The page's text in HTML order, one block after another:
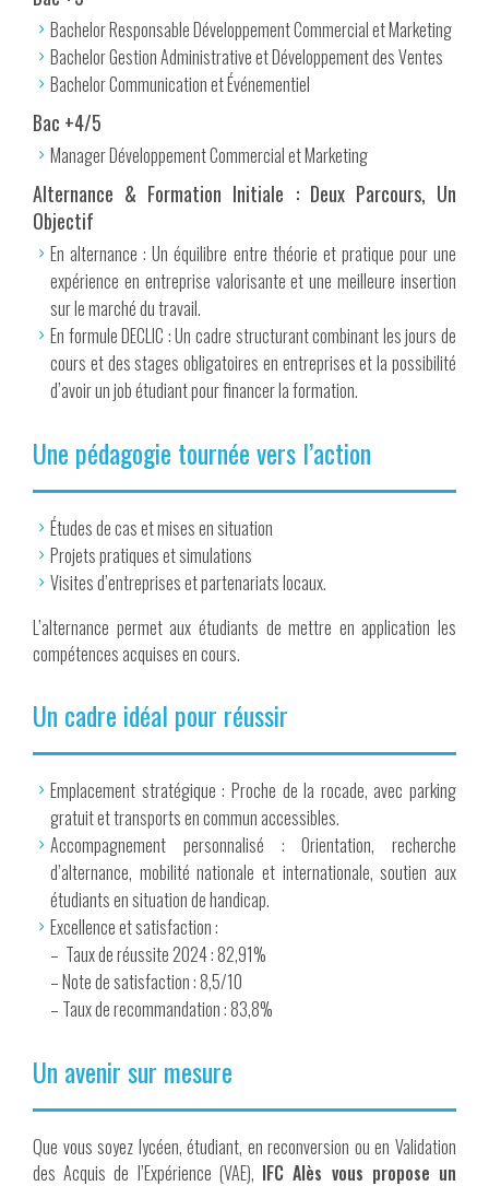
Bachelor Responsable Développement Commercial et Marketing
Bachelor Gestion Administrative et Développement des Ventes
Bachelor Communication et Événementiel
Bac +4/5
Manager Développement Commercial et Marketing
Alternance & Formation Initiale : Deux Parcours, Un
Objectif
En alternance : Un équilibre entre théorie et pratique pour une
expérience en entreprise valorisante et une meilleure insertion
sur le marché du travail.
En formule DECLIC : Un cadre structurant combinant les jours de
cours et des stages obligatoires en entreprises et la possibilité
d’avoir un job étudiant pour financer la formation.
Une pédagogie tournée vers l’action
Études de cas et mises en situation
Projets pratiques et simulations
Visites d’entreprises et partenariats locaux.
L’alternance permet aux étudiants de mettre en application les
compétences acquises en cours.
Un cadre idéal pour réussir
Emplacement stratégique : Proche de la rocade, avec parking
gratuit et transports en commun accessibles.
Accompagnement personnalisé : Orientation, recherche
d’alternance, mobilité nationale et internationale, soutien aux
étudiants en situation de handicap.
Excellence et satisfaction :
– Taux de réussite 2024 : 82,91%
– Note de satisfaction : 8,5/10
– Taux de recommandation : 83,8%
Un avenir sur mesure
Que vous soyez lycéen, étudiant, en reconversion ou en Validation
des Acquis de l’Expérience (VAE), IFC Alès vous propose un